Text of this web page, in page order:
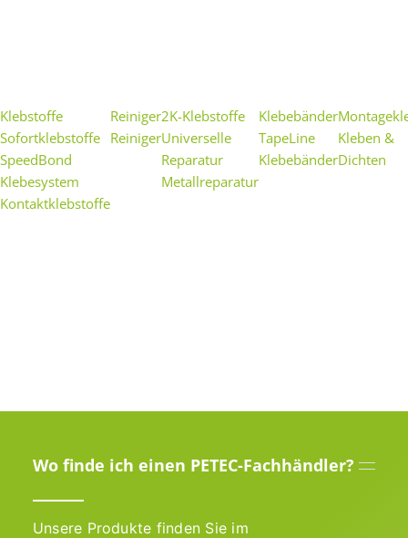
Klebstoffe
Sofortklebstoffe
SpeedBond
Klebesystem
Kontaktklebstoffe
Reiniger
Reiniger
2K-Klebstoffe
Universelle
Reparatur
Metallreparatur
Klebebänder
TapeLine
Klebebänder
Kleben &
Dichten
Wo finde ich einen PETEC-Fachhändler?
Unsere Produkte finden Sie im